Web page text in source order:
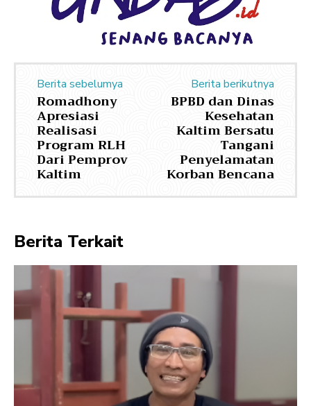
Berita sebelumya
Romadhony
Apresiasi
Realisasi
Program RLH
Dari Pemprov
Kaltim
Berita berikutnya
BPBD dan Dinas
Kesehatan
Kaltim Bersatu
Tangani
Penyelamatan
Korban Bencana
Berita Terkait